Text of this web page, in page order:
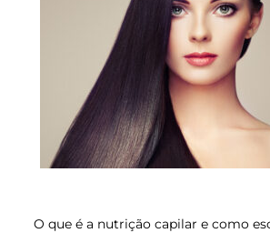
O que é a nutrição capilar e como